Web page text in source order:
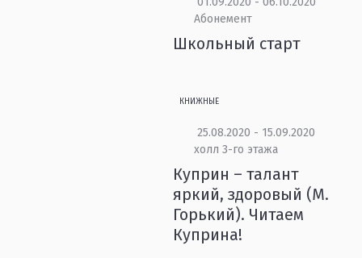
Абонемент
Школьный старт
КНИЖНЫЕ
25.08.2020 - 15.09.2020
холл 3-го этажа
Куприн – талант
яркий, здоровый (М.
Горький). Читаем
Куприна!